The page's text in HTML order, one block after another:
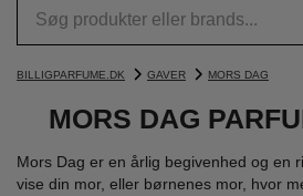
BILLIGPARFUME.DK GAVER MORS DAG
MORS DAG
Mors Dag er en årlig begivenhed og en
vise din mor, eller børnenes mor, hvor